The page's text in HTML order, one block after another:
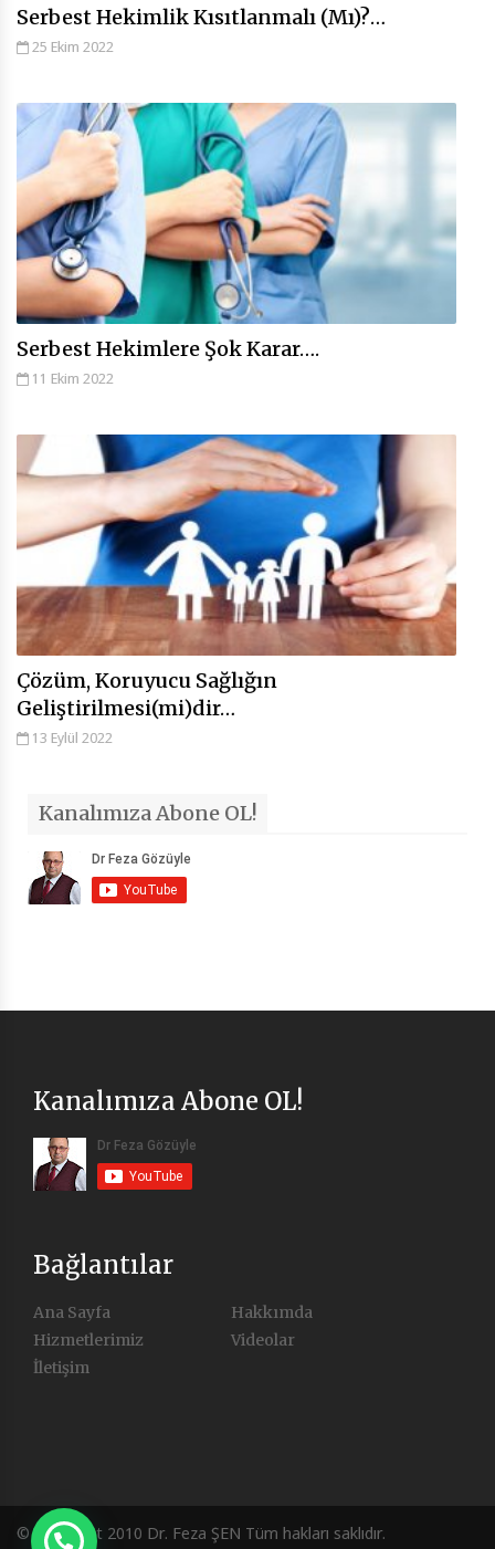
Serbest Hekimlik Kısıtlanmalı (Mı)?…
25 Ekim 2022
Serbest Hekimlere Şok Karar….
11 Ekim 2022
Çözüm, Koruyucu Sağlığın
Geliştirilmesi(mi)dir…
13 Eylül 2022
Kanalımıza Abone OL!
Kanalımıza Abone OL!
Bağlantılar
Ana Sayfa
Hakkımda
Hizmetlerimiz
Videolar
İletişim
© Copyright 2010 Dr. Feza ŞEN Tüm hakları saklıdır.